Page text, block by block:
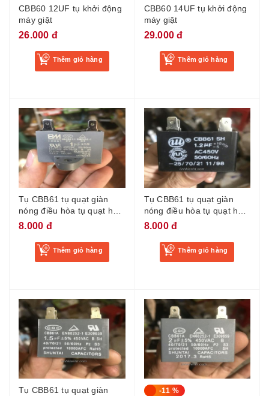
CBB60 12UF tụ khởi động
máy giặt
26.000 đ
Thêm giỏ hàng
CBB60 14UF tụ khởi động
máy giặt
29.000 đ
Thêm giỏ hàng
Tụ CBB61 tụ quạt giàn
nóng điều hòa tụ quạt hơi
nước chân cắm tụ điều
8.000 đ
Thêm giỏ hàng
Tụ CBB61 tụ quạt giàn
nóng điều hòa tụ quạt hơi
nước chân cắm tụ điều
8.000 đ
Thêm giỏ hàng
Tụ CBB61 tụ quạt giàn
-11 %